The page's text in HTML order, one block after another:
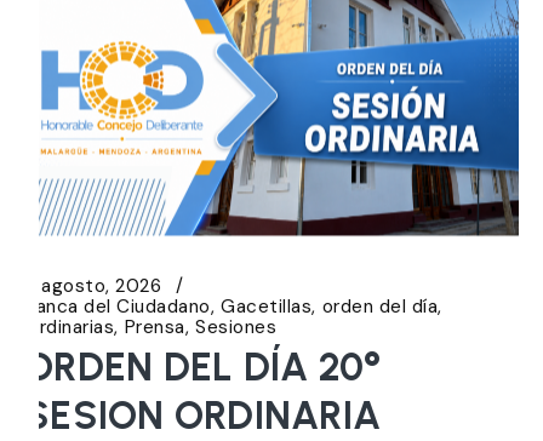
5 agosto, 2026
Banca del Ciudadano Gacetillas orden del día
Ordinarias Prensa Sesiones
ORDEN DEL DÍA 20°
SESION ORDINARIA